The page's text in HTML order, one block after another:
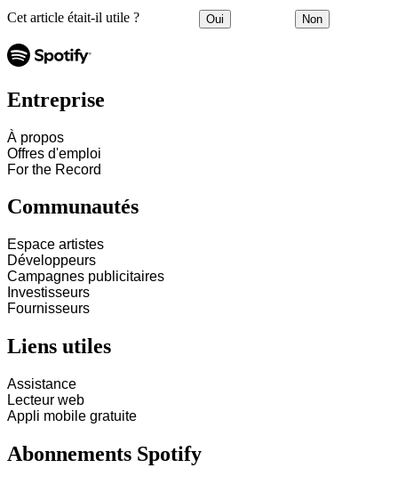
Cet article était-il utile ? Oui Non
Entreprise
À propos
Offres d'emploi
For the Record
Communautés
Espace artistes
Développeurs
Campagnes publicitaires
Investisseurs
Fournisseurs
Liens utiles
Assistance
Lecteur web
Appli mobile gratuite
Abonnements Spotify